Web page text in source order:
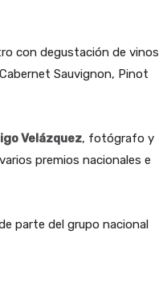
con degustación de vinos
Sauvignon, Pinot
Velázquez, fotógrafo y
premios nacionales e
parte del grupo nacional